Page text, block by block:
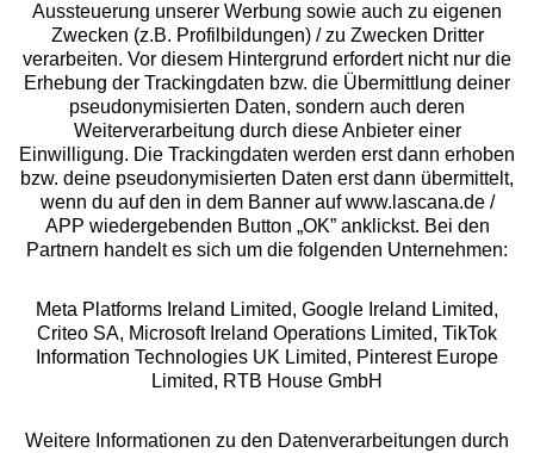
Beratung
Über uns
Rechtliches
Alle Preise inkl. MwSt., zzgl.
Versandkosten
** Bonität vorausgesetzt, berechtigt zur Bonitätsprüfung
Aussteuerung unserer Werbung sowie auch zu eigenen
Zwecken (z.B. Profilbildungen) / zu Zwecken Dritter
verarbeiten. Vor diesem Hintergrund erfordert nicht nur die
Erhebung der Trackingdaten bzw. die Übermittlung deiner
pseudonymisierten Daten, sondern auch deren
Weiterverarbeitung durch diese Anbieter einer
Einwilligung. Die Trackingdaten werden erst dann erhoben
bzw. deine pseudonymisierten Daten erst dann übermittelt,
wenn du auf den in dem Banner auf www.lascana.de /
APP wiedergebenden Button „OK” anklickst. Bei den
Partnern handelt es sich um die folgenden Unternehmen:
Meta Platforms Ireland Limited, Google Ireland Limited,
Criteo SA, Microsoft Ireland Operations Limited, TikTok
Information Technologies UK Limited, Pinterest Europe
Limited, RTB House GmbH
Weitere Informationen zu den Datenverarbeitungen durch